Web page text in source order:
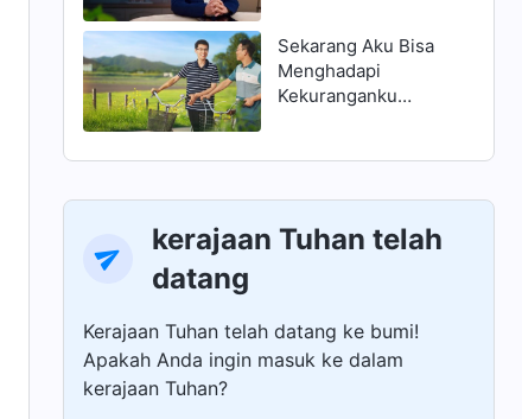
Sekarang Aku Bisa
Menghadapi
Kekuranganku
kerajaan Tuhan telah
datang
Kerajaan Tuhan telah datang ke bumi!
Apakah Anda ingin masuk ke dalam
kerajaan Tuhan?